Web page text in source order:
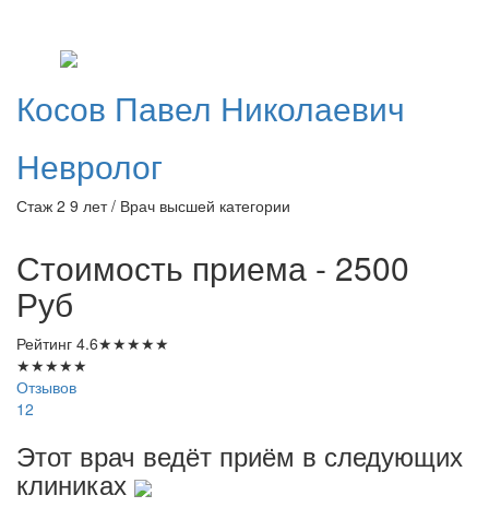
Косов Павел Николаевич
Невролог
Стаж 2 9 лет / Врач высшей категории
Стоимость приема - 2500
Руб
Рейтинг 4.6★★★★★
★★★★★
Отзывов
12
Этот врач ведёт приём в следующих
клиниках